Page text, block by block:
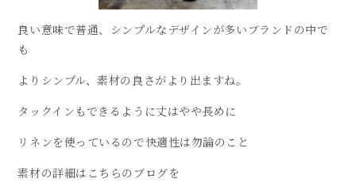
良い意味で普通、シンプルなデザインが多いブランドの中で
も
よりシンプル、素材の良さがより出ますね。
タックインもできるように丈はやや長めに
リネンを使っているので快適性は勿論のこと
素材の詳細はこちらのブログを